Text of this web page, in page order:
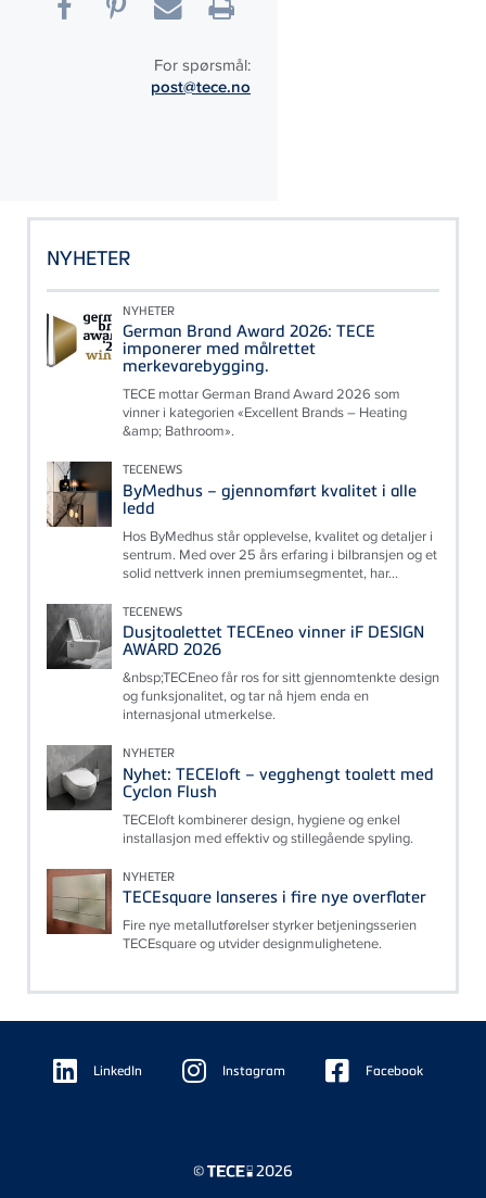
For spørsmål:
post@tece.no
NYHETER
NYHETER
German Brand Award 2026: TECE
imponerer med målrettet
merkevarebygging.
TECE mottar German Brand Award 2026 som
vinner i kategorien «Excellent Brands – Heating
&amp; Bathroom».
TECENEWS
ByMedhus – gjennomført kvalitet i alle
ledd
Hos ByMedhus står opplevelse, kvalitet og detaljer i
sentrum. Med over 25 års erfaring i bilbransjen og et
solid nettverk innen premiumsegmentet, har...
TECENEWS
Dusjtoalettet TECEneo vinner iF DESIGN
AWARD 2026
&nbsp;TECEneo får ros for sitt gjennomtenkte design
og funksjonalitet, og tar nå hjem enda en
internasjonal utmerkelse.
NYHETER
Nyhet: TECEloft – vegghengt toalett med
Cyclon Flush
TECEloft kombinerer design, hygiene og enkel
installasjon med effektiv og stillegående spyling.
NYHETER
TECEsquare lanseres i fire nye overflater
Fire nye metallutførelser styrker betjeningsserien
TECEsquare og utvider designmulighetene.
Floating
Sidebar LinkedIn Instagram Facebook
© 2026